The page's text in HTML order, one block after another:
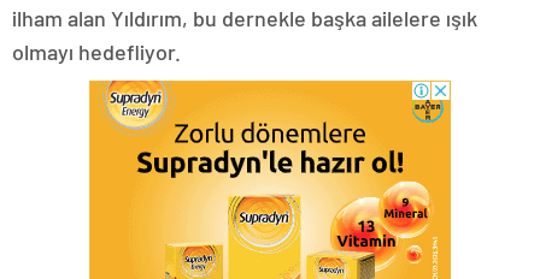
ilham alan Yıldırım, bu dernekle başka ailelere ışık
olmayı hedefliyor.